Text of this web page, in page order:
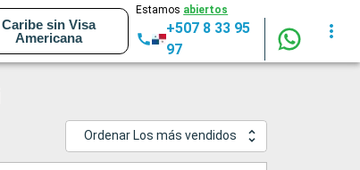
Caribe sin Visa
Americana
Estamos abiertos
+507 8 33 95
97
Ordenar Los más vendidos